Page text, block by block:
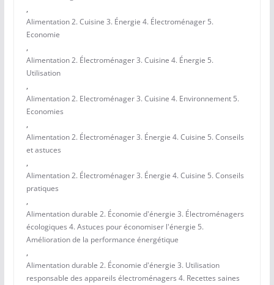
,
Alimentation 2. Cuisine 3. Énergie 4. Électroménager 5.
Economie
,
Alimentation 2. Électroménager 3. Cuisine 4. Énergie 5.
Utilisation
,
Alimentation 2. Electroménager 3. Cuisine 4. Environnement 5.
Economies
,
Alimentation 2. Électroménager 3. Énergie 4. Cuisine 5. Conseils
et astuces
,
Alimentation 2. Électroménager 3. Énergie 4. Cuisine 5. Conseils
pratiques
,
Alimentation durable 2. Économie d'énergie 3. Électroménagers
écologiques 4. Astuces pour économiser l'énergie 5.
Amélioration de la performance énergétique
,
Alimentation durable 2. Économie d'énergie 3. Utilisation
responsable des appareils électroménagers 4. Recettes saines